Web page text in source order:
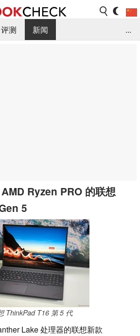
评测
新闻
...
Ryzen PRO 的联想
5
ThinkPad T16 第 5 代
Lake 处理器的联想新款